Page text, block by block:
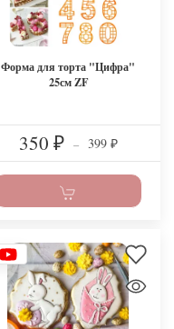
Форма для торта "Цифра"
25см ZF
350 ₽ – 399 ₽